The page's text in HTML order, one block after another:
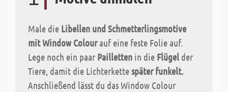
Male die Libellen und Schmetterlingsmotive
mit Window Colourauf eine feste Folie auf.
Lege noch ein paar Pailletten in die Flügel der
Tiere, damit die Lichterkettespäter funkelt.
Anschließend lässt du das Window Colour